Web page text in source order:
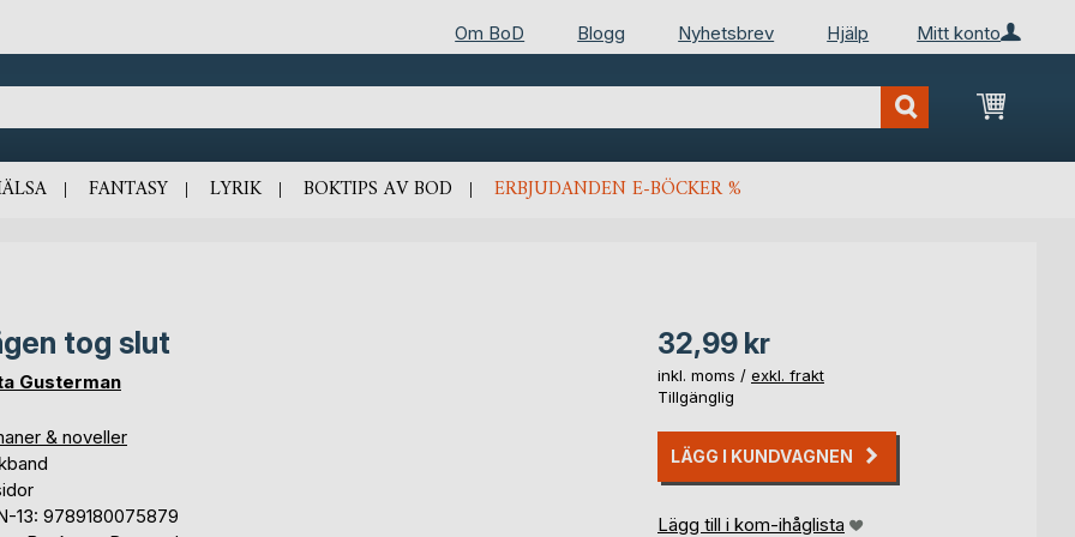
Mitt konto
Om BoD Blogg Nyhetsbrev Hjälp
Min
FANTASY LYRIK BOKTIPS AV BOD ERBJUDANDEN E-BÖCKER %
tog slut
Gusterman
& noveller
13: 9789180075879
32,99 kr
inkl. moms / exkl. frakt
Tillgänglig
LÄGG I KUNDVAGNEN
Lägg till i kom-ihåglista